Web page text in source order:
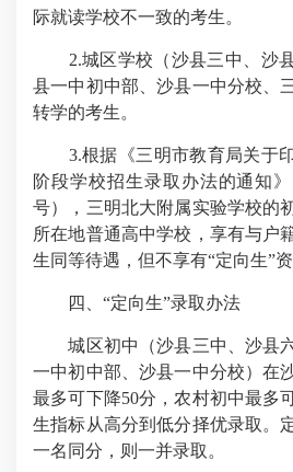
际就读学校不一致的考生。
2.城区学校（沙县三中、沙县
县一中初中部、沙县一中分校、
转学的考生。
3.根据《三明市教育局关于印
阶段学校招生录取办法的通知
号），三明北大附属实验学校的
所在地普通高中学校，享有与户
生同等待遇，但不享有“定向生”资
四、“定向生”录取办法
城区初中（沙县三中、沙县
一中初中部、沙县一中分校）在
最多可下降50分，农村初中最多
生指标从高分到低分择优录取。
一名同分，则一并录取。